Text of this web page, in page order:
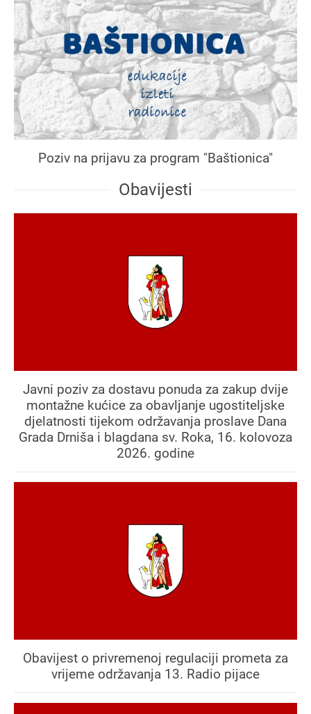
Poziv na prijavu za program "Baštionica"
Obavijesti
Javni poziv za dostavu ponuda za zakup dvije
montažne kućice za obavljanje ugostiteljske
djelatnosti tijekom održavanja proslave Dana
Grada Drniša i blagdana sv. Roka, 16. kolovoza
2026. godine
Obavijest o privremenoj regulaciji prometa za
vrijeme održavanja 13. Radio pijace